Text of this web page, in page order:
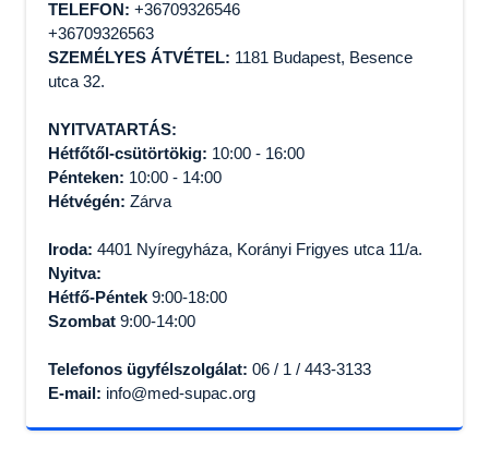
TELEFON: +36709326546
+36709326563
SZEMÉLYES ÁTVÉTEL: 1181 Budapest, Besence
utca 32.
NYITVATARTÁS:
Hétfőtől-csütörtökig: 10:00 - 16:00
Pénteken: 10:00 - 14:00
Hétvégén: Zárva
Iroda: 4401 Nyíregyháza, Korányi Frigyes utca 11/a.
Nyitva:
Hétfő-Péntek 9:00-18:00
Szombat 9:00-14:00
Telefonos ügyfélszolgálat: 06 / 1 / 443-3133
E-mail: info@med-supac.org